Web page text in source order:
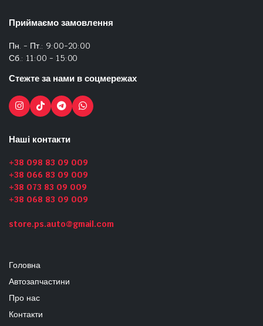
Приймаємо замовлення
Пн. - Пт.: 9:00-20:00
Сб.: 11:00 - 15:00
Стежте за нами в соцмережах
Наші контакти
+38 098 83 09 009
+38 066 83 09 009
+38 073 83 09 009
+38 068 83 09 009
store.ps.auto@gmail.com
Головна
Автозапчастини
Про нас
Контакти